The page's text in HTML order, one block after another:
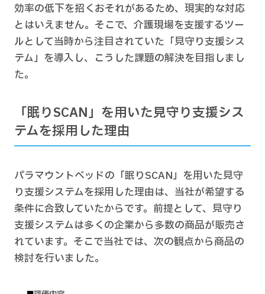
効率の低下を招くおそれがあるため、現実的な対応
とはいえません。そこで、介護現場を支援するツー
ルとして当時から注目されていた「見守り支援シス
テム」を導入し、こうした課題の解決を目指しまし
た。
「眠りSCAN」を用いた見守り支援シス
テムを採用した理由
パラマウントベッドの「眠りSCAN」を用いた見守
り支援システムを採用した理由は、当社が希望する
条件に合致していたからです。前提として、見守り
支援システムは多くの企業から多数の商品が販売さ
れています。そこで当社では、次の観点から商品の
検討を行いました。